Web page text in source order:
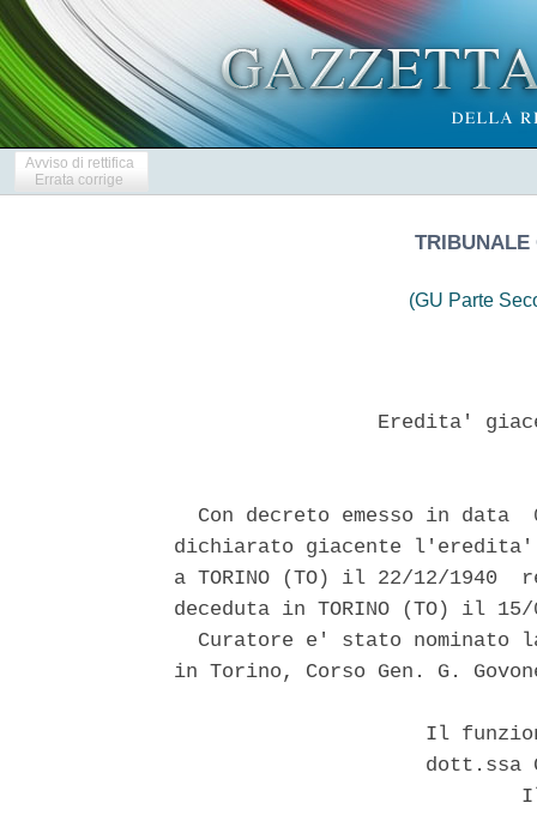
Avviso di rettifica
Errata corrige
TRIBUNALE
(GU Parte
Eredita'
Con decreto emesso in data
dichiarato giacente l'eredita'
a TORINO (TO) il 22/12/
deceduta in TORINO (TO) il
Curatore e' stato nominato
in Torino, Corso Gen. G.
Il